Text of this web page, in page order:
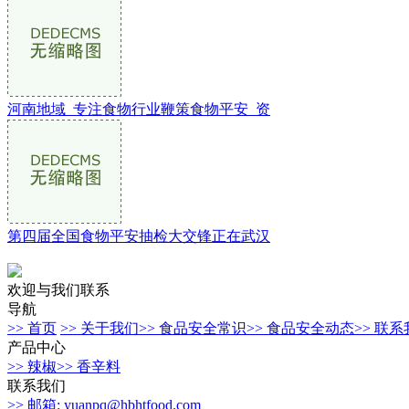
河南地域_专注食物行业鞭策食物平安_资
第四届全国食物平安抽检大交锋正在武汉
欢迎与我们联系
导航
>> 首页 >> 关于我们>> 食品安全常识>> 食品安全动态>> 联系
产品中心
>> 辣椒>> 香辛料
联系我们
>> 邮箱: yuanpq@hbhtfood.com